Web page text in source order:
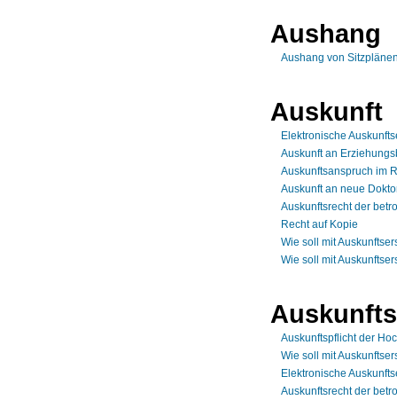
Aushang
Aushang von
Auskunft
Elektronische
Auskunft an
Auskunftsanspruch im
Auskunft an neue
Auskunftsrecht der
Recht auf Kopie
Wie soll mit
Wie soll mit
Auskunftspflicht der
Wie soll mit
Elektronische
Auskunftsrecht der